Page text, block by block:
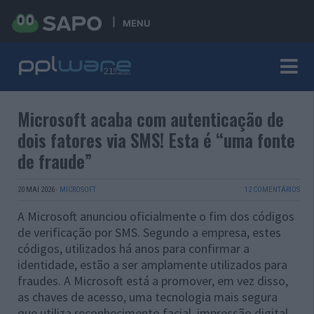
MENU
Microsoft acaba com autenticação de
dois fatores via SMS! Esta é “uma fonte
de fraude”
20 MAI 2026 · MICROSOFT 12 COMENTÁRIOS
A Microsoft anunciou oficialmente o fim dos códigos
de verificação por SMS. Segundo a empresa, estes
códigos, utilizados há anos para confirmar a
identidade, estão a ser amplamente utilizados para
fraudes. A Microsoft está a promover, em vez disso,
as chaves de acesso, uma tecnologia mais segura